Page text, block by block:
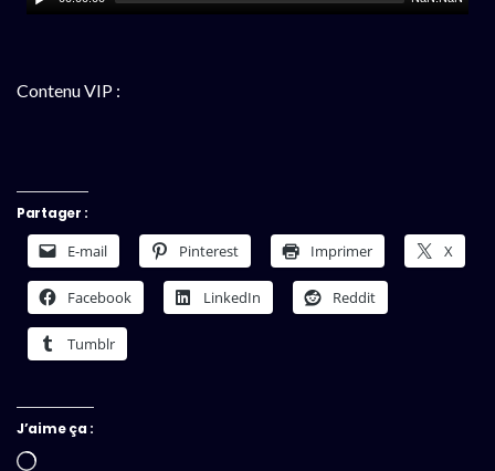
Contenu VIP :
Partager :
E-mail Pinterest Imprimer X
Facebook LinkedIn Reddit
Tumblr
J’aime ça :
Chargement…